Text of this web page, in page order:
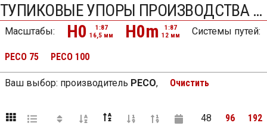
ТУПИКОВЫЕ УПОРЫ ПРОИЗВОДСТВА PECO
Масштабы: H0
1:87
16,5 мм
H0m
1:87
12 мм
Системы путей:
PECO 75 PECO 100
Ваш выбор: производитель PECO, Очистить
48 96 192